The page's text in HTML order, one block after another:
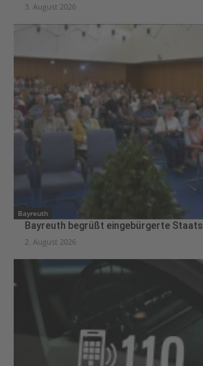
3. August 2026
Bayreuth
Bayreuth begrüßt eingebürgerte
2. August 2026